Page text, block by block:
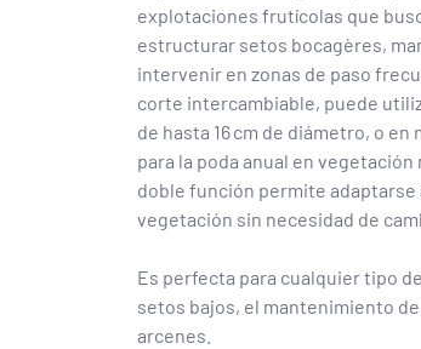
explotaciones frutícolas que
estructurar setos bocagères,
intervenir en zonas de paso
corte intercambiable, puede
de hasta 16 cm de diámetro, o
para la poda anual en vegetación
doble función permite
vegetación sin necesidad de
Es perfecta para cualquier tipo
setos bajos, el mantenimiento
arcenes.